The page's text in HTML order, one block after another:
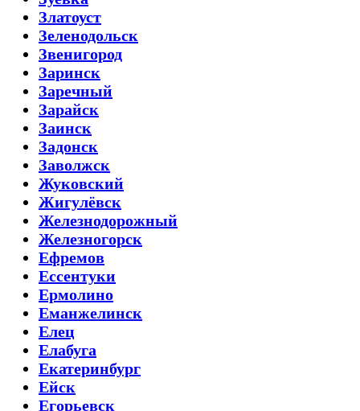
Златоуст
Зеленодольск
Звенигород
Заринск
Заречный
Зарайск
Заинск
Задонск
Заволжск
Жуковский
Жигулёвск
Железнодорожный
Железногорск
Ефремов
Ессентуки
Ермолино
Еманжелинск
Елец
Елабуга
Екатеринбург
Ейск
Егорьевск